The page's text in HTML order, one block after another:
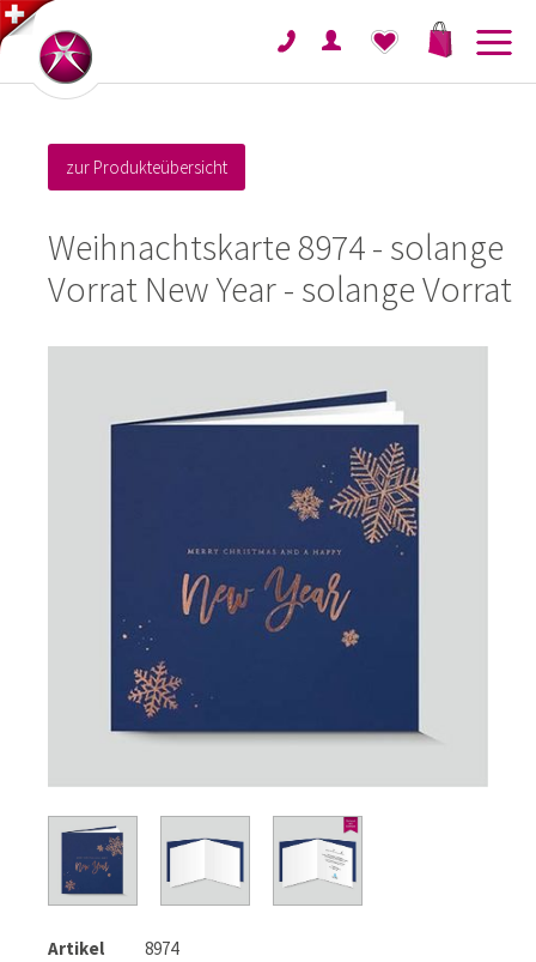
zur Produkteübersicht
Weihnachtskarte 8974 - solange
Vorrat New Year - solange Vorrat
Artikel
8974